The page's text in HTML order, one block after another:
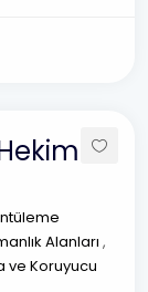
Alanları ,
ve Koruyucu